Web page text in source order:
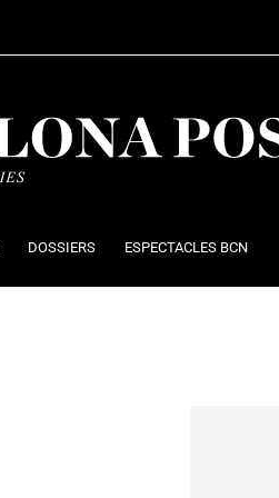
DOSSIERS ESPECTACLES BCN